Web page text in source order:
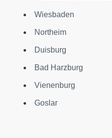
Wiesbaden
Northeim
Duisburg
Bad Harzburg
Vienenburg
Goslar